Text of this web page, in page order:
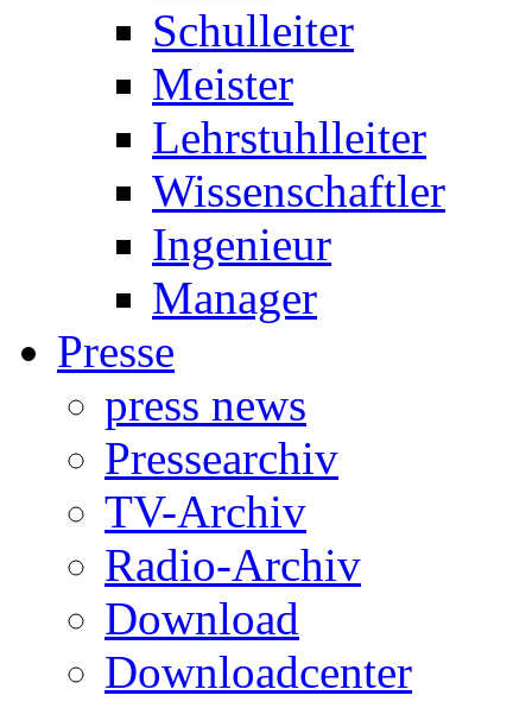
Schulleiter
Meister
Lehrstuhlleiter
Wissenschaftler
Ingenieur
Manager
Presse
press news
Pressearchiv
TV-Archiv
Radio-Archiv
Download
Downloadcenter